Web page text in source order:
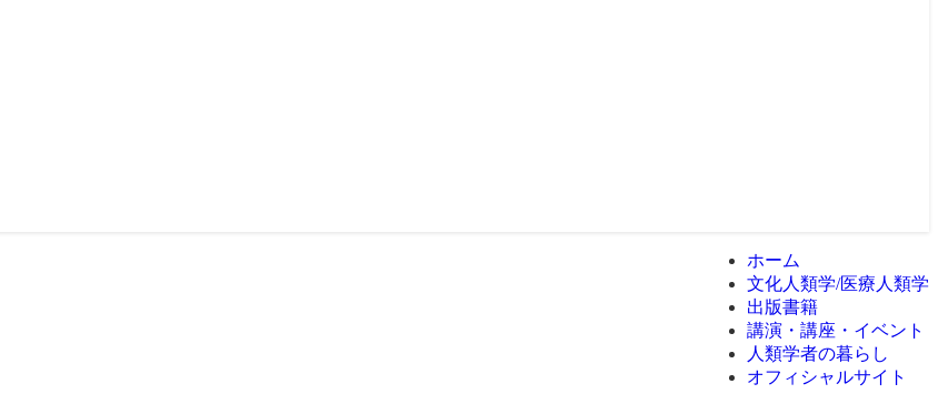
ホーム
文化人類学/医療人類学
出版書籍
講演・講座・イベント
人類学者の暮らし
オフィシャルサイト